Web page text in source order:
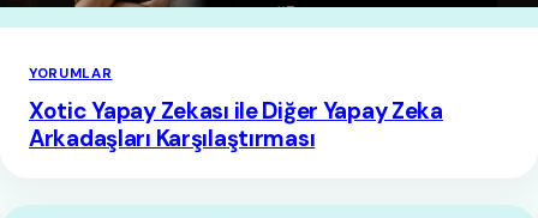
YORUMLAR
Xotic Yapay Zekası ile Diğer Yapay Zeka
Arkadaşları Karşılaştırması